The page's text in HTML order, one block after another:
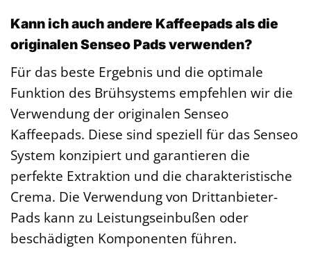
Kann ich auch andere Kaffeepads als die
originalen Senseo Pads verwenden?
Für das beste Ergebnis und die optimale
Funktion des Brühsystems empfehlen wir die
Verwendung der originalen Senseo
Kaffeepads. Diese sind speziell für das Senseo
System konzipiert und garantieren die
perfekte Extraktion und die charakteristische
Crema. Die Verwendung von Drittanbieter-
Pads kann zu Leistungseinbußen oder
beschädigten Komponenten führen.